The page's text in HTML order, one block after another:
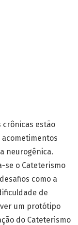
crônicas estão
acometimentos
neurogênica.
se o Cateterismo
como a
de
um protótipo
do Cateterismo